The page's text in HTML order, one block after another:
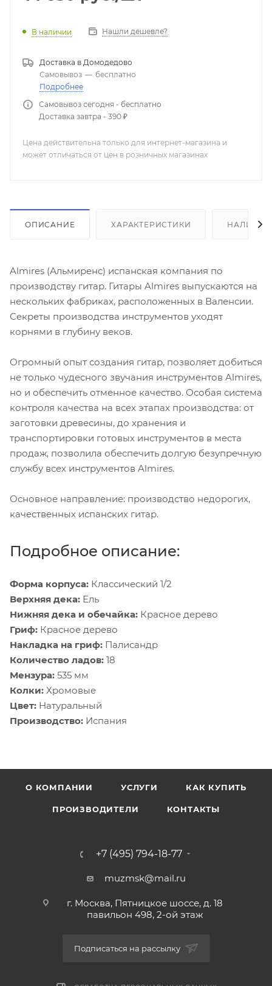
В наличии Нашли дешевле?
Доставка в Домодедово
Самовывоз — бесплатно
Подробнее
Самовывоз сегодня - бесплатно
Доставка завтра - 390 ₽
Цена действительна только для интернет-магазина и
может отличаться от цен в розничных магазинах
ОПИСАНИЕ ХАРАКТЕРИСТИКИ НАЛИЧИЕ
Almires (Альмиренс) испанская компания по
производству гитар. Гитары Almires выпускаются на
нескольких фабриках, расположенных в Валенсии.
Секреты производства инструментов уходят
корнями в глубину веков.
Огромный опыт создания гитар, позволяет добиться
не только чудесного звучания инструментов Almires,
но и обеспечить отменное качество. Особая система
контроля качества на всех этапах производства: от
заготовки древесины, до хранения и
транспортировки готовых инструментов в места
продаж, позволила обеспечить долгую безупречную
службу всех инструментов Almires.
Основное направление: производство недорогих,
качественных испанских гитар.
Подробное описание:
Форма корпуса: Классический 1/2
Верхняя дека: Ель
Нижняя дека и обечайка: Красное дерево
Гриф: Красное дерево
Накладка на гриф: Палисандр
Количество ладов: 18
Мензура: 535 мм
Колки: Хромовые
Цвет: Натуральный
Производство: Испания
О КОМПАНИИ УСЛУГИ КАК КУПИТЬ
ПРОИЗВОДИТЕЛИ КОНТАКТЫ
+7 (495) 794-18-77
muzmsk@mail.ru
г. Москва, Пятницкое шоссе, д. 18
павильон 498, 2-ой этаж
Подписаться на рассылку